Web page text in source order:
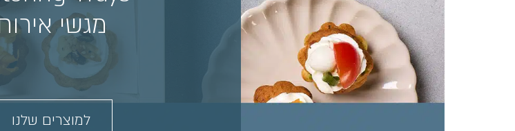
מגשי
למוצרים שלנו